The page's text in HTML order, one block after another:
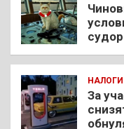
НАЛОГИ
За